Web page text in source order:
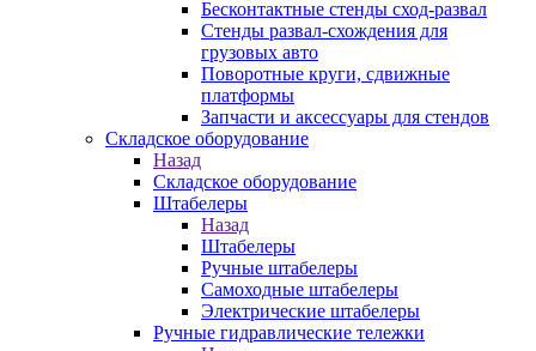
Бесконтактные стенды сход-развал
Стенды развал-схождения для
грузовых авто
Поворотные круги, сдвижные
платформы
Запчасти и аксессуары для стендов
Складское оборудование
Назад
Складское оборудование
Штабелеры
Назад
Штабелеры
Ручные штабелеры
Самоходные штабелеры
Электрические штабелеры
Ручные гидравлические тележки